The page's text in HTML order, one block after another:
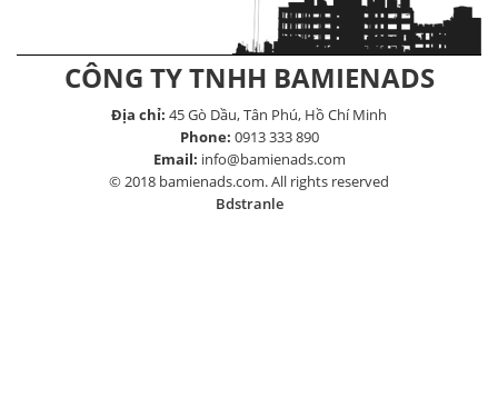
CÔNG TY TNHH BAMIENADS
Địa chỉ: 45 Gò Dầu, Tân Phú, Hồ Chí Minh
Phone: 0913 333 890
Email: info@bamienads.com
© 2018 bamienads.com. All rights reserved
Bdstranle